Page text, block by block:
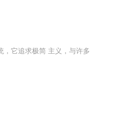
，它追求极简 主义，与许多